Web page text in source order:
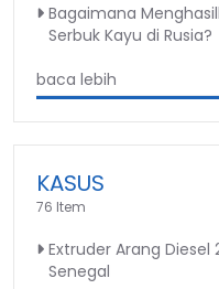
Bagaimana
Serbuk Kayu di Rusia?
baca lebih
KASUS
76 Item
Extruder Arang Diesel
Senegal